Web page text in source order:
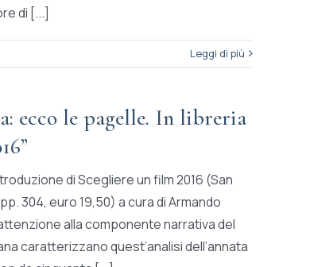
di [...]
Leggi di più
ecco le pagelle. In libreria
di Scegliere un film 2016 (San
304, euro 19,50) a cura di Armando
alla componente narrativa del
caratterizzano quest’analisi dell’annata